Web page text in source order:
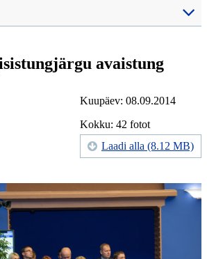
avaistung
Kuupäev: 08.09.2014
Kokku: 42 fotot
Laadi alla (8.12 MB)